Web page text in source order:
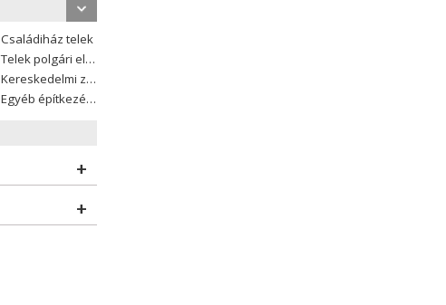
Családiház telek
Telek polgári ellátáshoz
Kereskedelmi zóna
Egyéb építkezési telek